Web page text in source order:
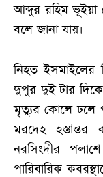
আব্দুর রহিম ভূইয়া
বলে জানা যায়।
নিহত ইসমাইলের
দুপুর দুই টার দিকে
মৃত্যুর কোলে ঢলে
মরদেহ
নরসিংদীর
পারিবারিক